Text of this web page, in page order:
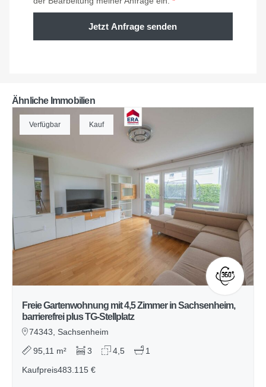
Jetzt Anfrage senden
Ähnliche Immobilien
Verfügbar Kauf
Freie Gartenwohnung mit 4,5 Zimmer in Sachsenheim,
barrierefrei plus TG-Stellplatz
74343, Sachsenheim
95,11 m² 3 4,5
1
Kaufpreis483.115 €